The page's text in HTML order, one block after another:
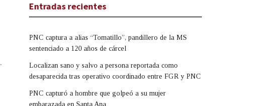
Entradas recientes
PNC captura a alias “Tomatillo”, pandillero de la MS
sentenciado a 120 años de cárcel
Localizan sano y salvo a persona reportada como
desaparecida tras operativo coordinado entre FGR y PNC
PNC capturó a hombre que golpeó a su mujer
embarazada en Santa Ana